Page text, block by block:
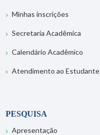
Minhas inscrições
Secretaria Acadêmica
Calendário Acadêmico
Atendimento ao Estudante
PESQUISA
Apresentação